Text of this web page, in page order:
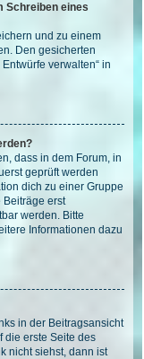
Schreiben eines
und zu einem
Den gesicherten
verwalten“ in
dass in dem Forum, in
geprüft werden
dich zu einer Gruppe
Beiträge erst
werden. Bitte
Informationen dazu
in der Beitragsansicht
die erste Seite des
nicht siehst, dann ist